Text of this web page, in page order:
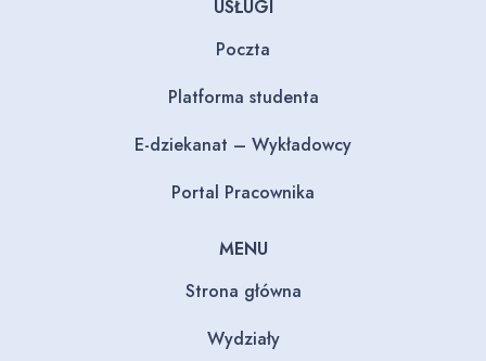
USŁUGI
Poczta
Platforma studenta
E-dziekanat – Wykładowcy
Portal Pracownika
MENU
Strona główna
Wydziały